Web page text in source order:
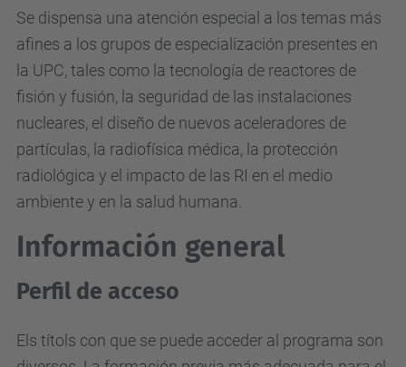
Se dispensa una atención especial a los temas más
afines a los grupos de especialización presentes en
la UPC, tales como la tecnología de reactores de
fisión y fusión, la seguridad de las instalaciones
nucleares, el diseño de nuevos aceleradores de
partículas, la radiofísica médica, la protección
radiológica y el impacto de las RI en el medio
ambiente y en la salud humana.
Información general
Perfil de acceso
Els títols con que se puede acceder al programa son